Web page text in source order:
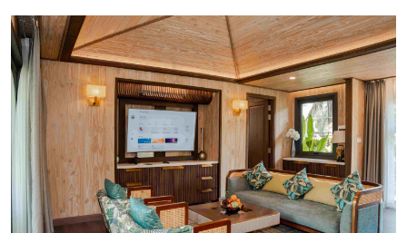
giúp gia chủ có 1 cuộc sống tiện nghi và hiện đại nhất sau giờ làm việc
mệt mỏi.